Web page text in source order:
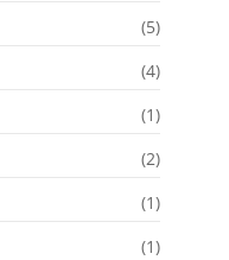
(5)
(4)
(1)
(2)
(1)
(1)